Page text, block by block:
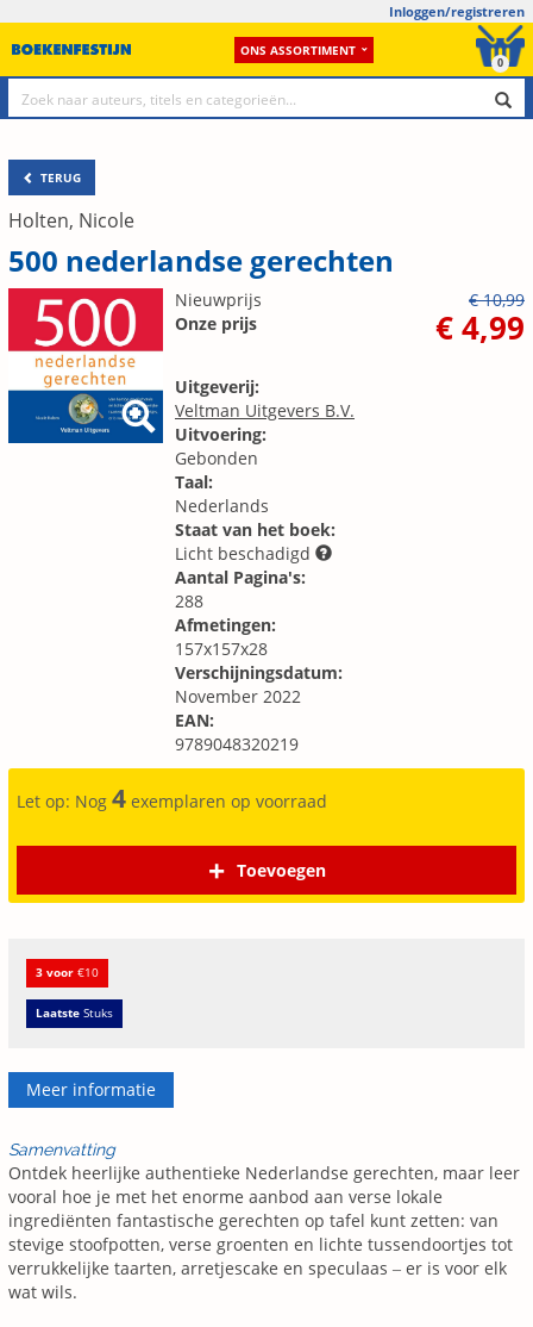
Inloggen/registreren
ONS ASSORTIMENT
0
TERUG
Holten, Nicole
500 nederlandse gerechten
Nieuwprijs
€ 10,99
Onze prijs
€ 4,99
Uitgeverij:
Veltman Uitgevers B.V.
Uitvoering:
Gebonden
Taal:
Nederlands
Staat van het boek:
Licht beschadigd
Aantal Pagina's:
288
Afmetingen:
157x157x28
Verschijningsdatum:
November 2022
EAN:
9789048320219
Let op: Nog 4 exemplaren op voorraad
Toevoegen
3 voor €10
Laatste Stuks
Meer informatie
Samenvatting
Ontdek heerlijke authentieke Nederlandse gerechten, maar leer
vooral hoe je met het enorme aanbod aan verse lokale
ingrediënten fantastische gerechten op tafel kunt zetten: van
stevige stoofpotten, verse groenten en lichte tussendoortjes tot
verrukkelijke taarten, arretjescake en speculaas ‒ er is voor elk
wat wils.